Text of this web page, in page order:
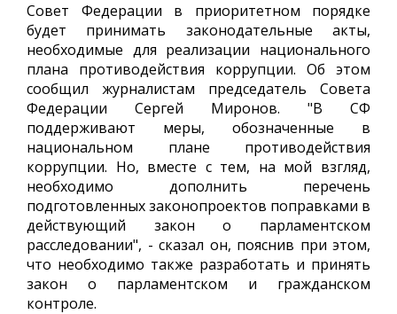
Совет Федерации в приоритетном порядке
будет принимать законодательные акты,
необходимые для реализации национального
плана противодействия коррупции. Об этом
сообщил журналистам председатель Совета
Федерации Сергей Миронов. "В СФ
поддерживают меры, обозначенные в
национальном плане противодействия
коррупции. Но, вместе с тем, на мой взгляд,
необходимо дополнить перечень
подготовленных законопроектов поправками в
действующий закон о парламентском
расследовании", - сказал он, пояснив при этом,
что необходимо также разработать и принять
закон о парламентском и гражданском
контроле.